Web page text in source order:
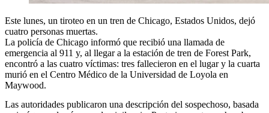
Este lunes, un tiroteo en un tren de Chicago, Estados Unidos, dejó
cuatro personas muertas.
La policía de Chicago informó que recibió una llamada de
emergencia al 911 y, al llegar a la estación de tren de Forest Park,
encontró a las cuatro víctimas: tres fallecieron en el lugar y la cuarta
murió en el Centro Médico de la Universidad de Loyola en
Maywood.
Las autoridades publicaron una descripción del sospechoso, basada